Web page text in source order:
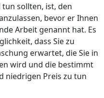
tun sollten, ist, den
bevor er Ihnen
Arbeit genannt hat. Es
dass Sie zu
erwartet, die Sie in
wird und die bestimmt
niedrigen Preis zu tun